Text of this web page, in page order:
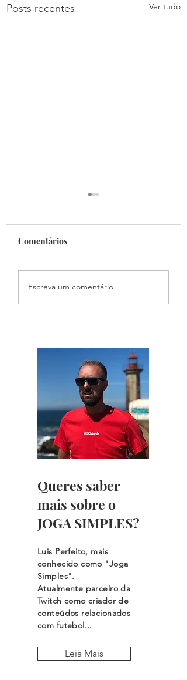
Posts recentes Ver tudo
Podcast Primeiro
Comentários
Escreva um comentário
Queres saber
mais sobre o
JOGA SIMPLES?
Luis Perfeito, mais
conhecido como "Joga
Simples".
Atualmente parceiro da
Twitch como criador de
conteúdos relacionados
com futebol...
Leia Mais